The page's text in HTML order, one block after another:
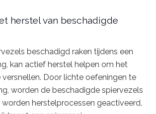
herstel van beschadigde
beschadigd raken tijdens een
kan actief herstel helpen om het
Door lichte oefeningen te
worden de beschadigde spiervezels
herstelprocessen geactiveerd,